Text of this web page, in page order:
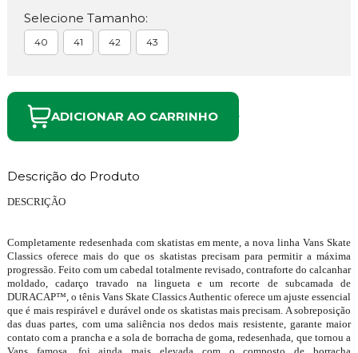
Selecione Tamanho:
40 41 42 43
ADICIONAR AO CARRINHO
Descrição do Produto
DESCRIÇÃO
Completamente redesenhada com skatistas em mente, a nova linha Vans Skate
Classics oferece mais do que os skatistas precisam para permitir a máxima
progressão. Feito com um cabedal totalmente revisado, contraforte do calcanhar
moldado, cadarço travado na lingueta e um recorte de subcamada de
DURACAP™, o tênis Vans Skate Classics Authentic oferece um ajuste essencial
que é mais respirável e durável onde os skatistas mais precisam. A sobreposição
das duas partes, com uma saliência nos dedos mais resistente, garante maior
contato com a prancha e a sola de borracha de goma, redesenhada, que tornou a